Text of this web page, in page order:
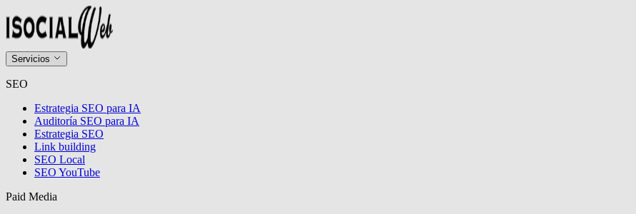
Servicios
SEO
Estrategia SEO para IA
Auditoría SEO para IA
Estrategia SEO
Link building
SEO Local
SEO YouTube
Paid Media